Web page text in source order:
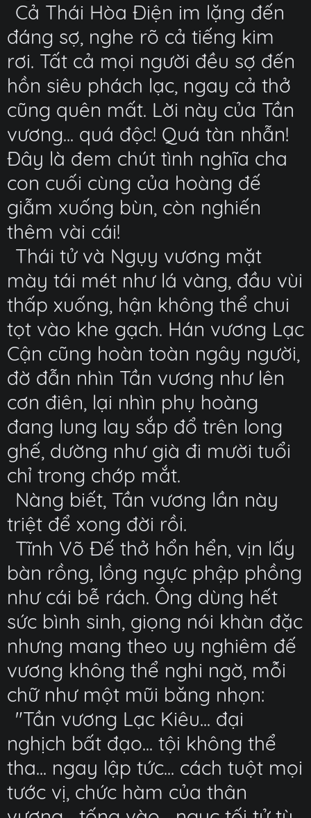
Cả Thái Hòa Điện im lặng đến
đáng sợ, nghe rõ cả tiếng kim
rơi. Tất cả mọi người đều sợ đến
hồn siêu phách lạc, ngay cả thở
cũng quên mất. Lời này của Tần
vương... quá độc! Quá tàn nhẫn!
Đây là đem chút tình nghĩa cha
con cuối cùng của hoàng đế
giẫm xuống bùn, còn nghiến
thêm vài cái!
Thái tử và Ngụy vương mặt
mày tái mét như lá vàng, đầu vùi
thấp xuống, hận không thể chui
tọt vào khe gạch. Hán vương Lạc
Cận cũng hoàn toàn ngây người,
đờ đẫn nhìn Tần vương như lên
cơn điên, lại nhìn phụ hoàng
đang lung lay sắp đổ trên long
ghế, dường như già đi mười tuổi
chỉ trong chớp mắt.
Nàng biết, Tần vương lần này
triệt để xong đời rồi.
Tĩnh Võ Đế thở hổn hển, vịn lấy
bàn rồng, lồng ngực phập phồng
như cái bễ rách. Ông dùng hết
sức bình sinh, giọng nói khàn đặc
nhưng mang theo uy nghiêm đế
vương không thể nghi ngờ, mỗi
chữ như một mũi băng nhọn:
"Tần vương Lạc Kiêu... đại
nghịch bất đạo... tội không thể
tha... ngay lập tức... cách tuột mọi
tước vị, chức hàm của thân